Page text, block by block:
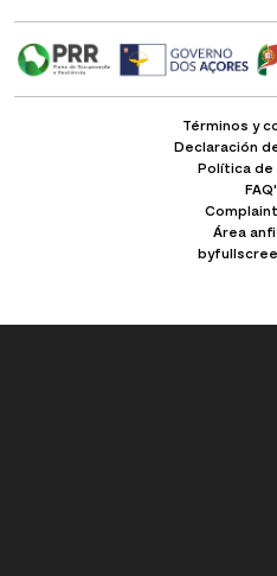
Términos y
Declaración
Política
Área